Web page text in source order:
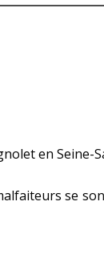
en Seine-
se